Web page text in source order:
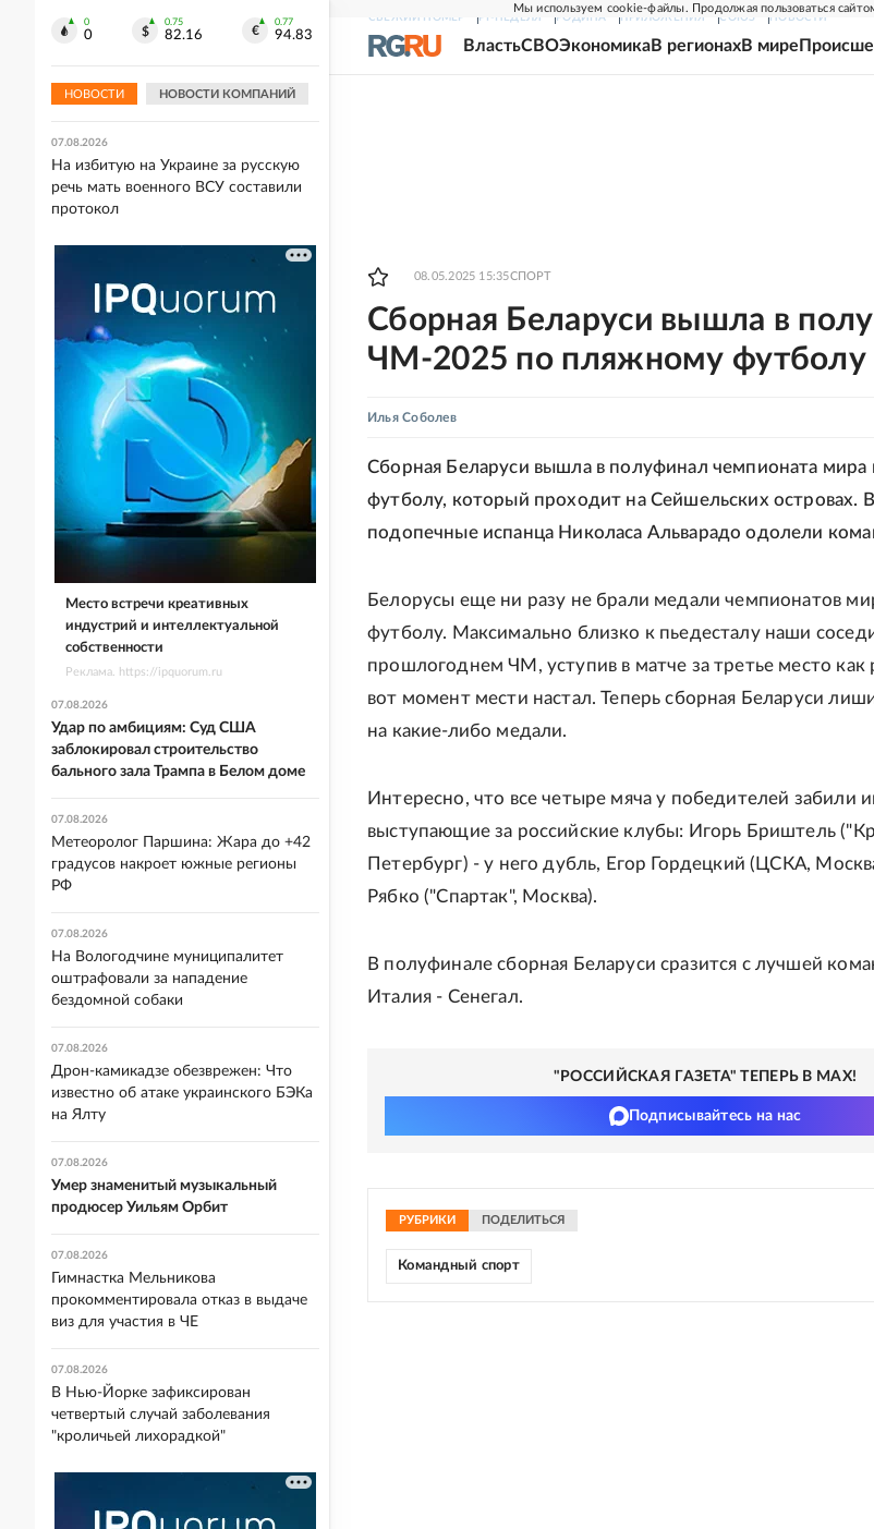
Мы используем cookie-файлы. Продолжая пользоваться
СВЕЖИЙ НОМЕР РГ-НЕДЕЛЯ РОДИНА ПРИЛОЖЕНИЯ СОЮЗ НОВОСТИ
ВластьСВОЭкономикаВ регионахВ мире
08.05.2025 15:35СПОРТ
Сборная Беларуси вышла в
ЧМ-2025 по пляжному футболу
Илья Соболев
Сборная Беларуси вышла в полуфинал чемпионата
футболу, который проходит на Сейшельских островах.
подопечные испанца Николаса Альварадо одолели
Белорусы еще ни разу не брали медали чемпионатов
футболу. Максимально близко к пьедесталу наши
прошлогоднем ЧМ, уступив в матче за третье место как
вот момент мести настал. Теперь сборная Беларуси
на какие-либо медали.
Интересно, что все четыре мяча у победителей забили
выступающие за российские клубы: Игорь Бриштель
Петербург) - у него дубль, Егор Гордецкий (ЦСКА,
Рябко ("Спартак", Москва).
В полуфинале сборная Беларуси сразится с лучшей
Италия - Сенегал.
"РОССИЙСКАЯ ГАЗЕТА" ТЕПЕРЬ В MAX!
Подписывайтесь на нас
РУБРИКИ ПОДЕЛИТЬСЯ
Командный спорт
0
0
0.75
82.16
0.77
94.83
НОВОСТИ НОВОСТИ КОМПАНИЙ
07.08.2026
кофе
07.08.2026
На избитую на Украине за русскую
речь мать военного ВСУ составили
протокол
Место встречи креативных
индустрий и интеллектуальной
собственности
Реклама. https://ipquorum.ru
07.08.2026
Удар по амбициям: Суд США
заблокировал строительство
бального зала Трампа в Белом доме
07.08.2026
Метеоролог Паршина: Жара до +42
градусов накроет южные регионы
РФ
07.08.2026
На Вологодчине муниципалитет
оштрафовали за нападение
бездомной собаки
07.08.2026
Дрон-камикадзе обезврежен: Что
известно об атаке украинского БЭКа
на Ялту
07.08.2026
Умер знаменитый музыкальный
продюсер Уильям Орбит
07.08.2026
Гимнастка Мельникова
прокомментировала отказ в выдаче
виз для участия в ЧЕ
07.08.2026
В Нью-Йорке зафиксирован
четвертый случай заболевания
"кроличьей лихорадкой"